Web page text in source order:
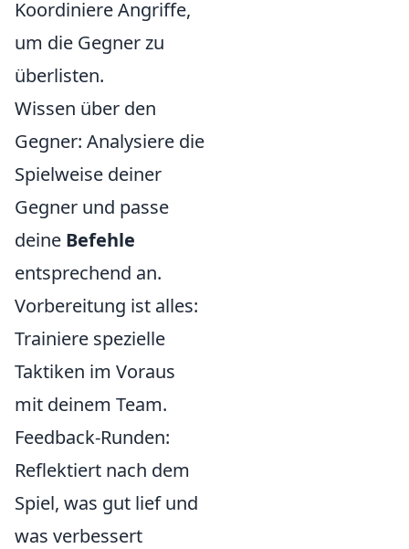
Koordiniere Angriffe,
um die Gegner zu
überlisten.
Wissen über den
Gegner: Analysiere die
Spielweise deiner
Gegner und passe
deine Befehle
entsprechend an.
Vorbereitung ist alles:
Trainiere spezielle
Taktiken im Voraus
mit deinem Team.
Feedback-Runden:
Reflektiert nach dem
Spiel, was gut lief und
was verbessert